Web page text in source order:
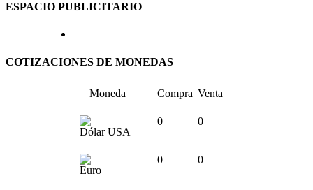
ESPACIO PUBLICITARIO
COTIZACIONES DE MONEDAS
Moneda Compra Venta
Dólar USA
0 0
Euro
0 0